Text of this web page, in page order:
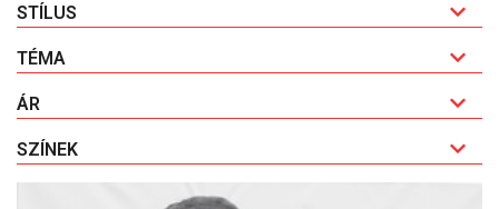
STÍLUS
TÉMA
ÁR
SZÍNEK